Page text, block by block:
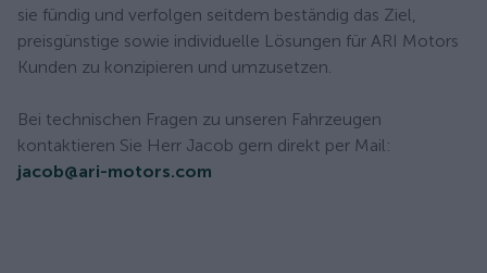
sie fündig und verfolgen seitdem beständig das Ziel,
preisgünstige sowie individuelle Lösungen für ARI Motors
Kunden zu konzipieren und umzusetzen.
Bei technischen Fragen zu unseren Fahrzeugen
kontaktieren Sie Herr Jacob gern direkt per Mail:
jacob@ari-motors.com